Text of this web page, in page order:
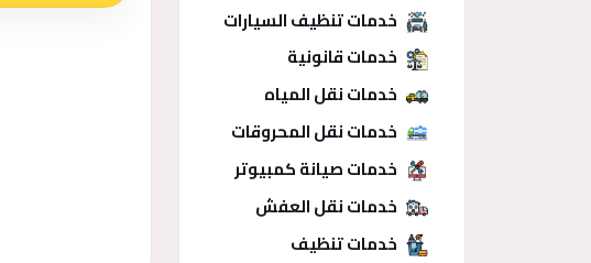
خدمات تنظيف السيارات
خدمات قانونية
خدمات نقل المياه
خدمات نقل المحروقات
خدمات صيانة كمبيوتر
خدمات نقل العفش
خدمات تنظيف